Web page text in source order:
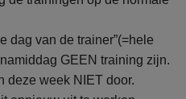
dag van de trainer”(=hele
GEEN training zijn.
deze week NIET door.